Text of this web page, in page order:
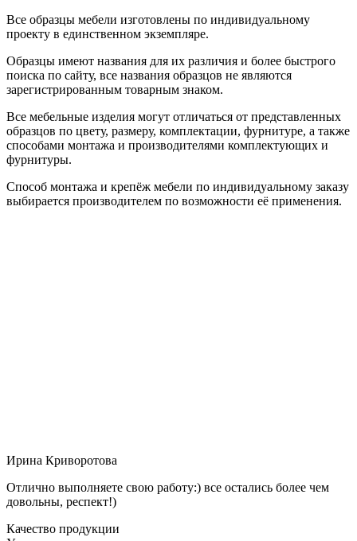
Все образцы мебели изготовлены по индивидуальному
проекту в единственном экземпляре.
Образцы имеют названия для их различия и более быстрого
поиска по сайту, все названия образцов не являются
зарегистрированным товарным знаком.
Все мебельные изделия могут отличаться от представленных
образцов по цвету, размеру, комплектации, фурнитуре, а также
способами монтажа и производителями комплектующих и
фурнитуры.
Способ монтажа и крепёж мебели по индивидуальному заказу
выбирается производителем по возможности её применения.
Ирина Криворотова
Отлично выполняете свою работу:) все остались более чем
довольны, респект!)
Качество продукции